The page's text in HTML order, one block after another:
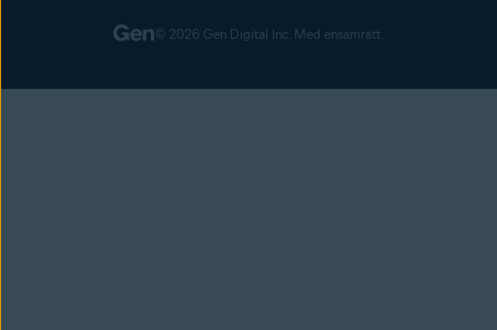
© 2026 Gen Digital Inc. Med ensamrätt.